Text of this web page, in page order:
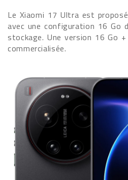
Le Xiaomi 17 Ultra est
avec une configuration 16 Go
stockage. Une version 16 Go
commercialisée.